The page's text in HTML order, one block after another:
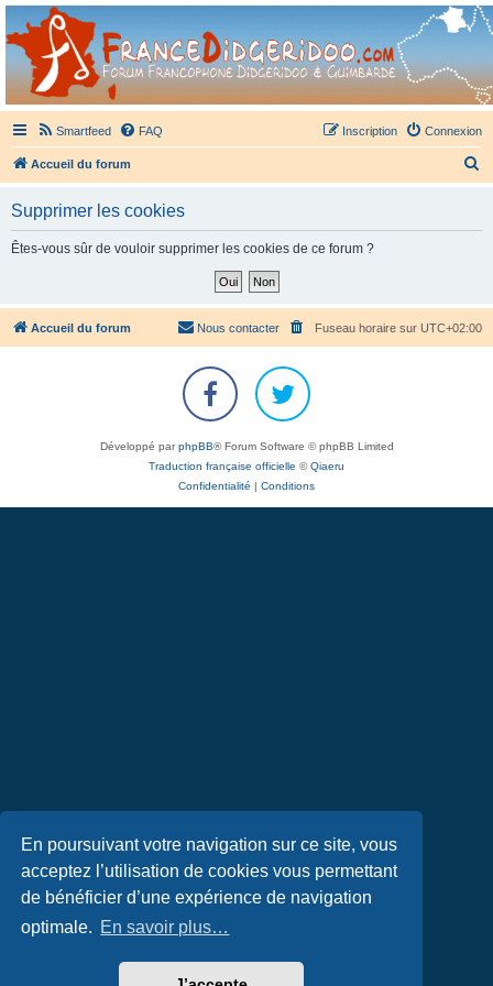
En poursuivant votre navigation sur ce site, vous
acceptez l’utilisation de cookies vous permettant
de bénéficier d’une expérience de navigation
optimale. En savoir plus…
France Didgeridoo
Didgeridoo et Guimbarde sur France Didgeridoo - retrouvez la communauté.
Smartfeed FAQ Connexion
Inscription
Accueil du forum
c
h
Supprimer les cookies
Êtes-vous sûr de vouloir supprimer les cookies de ce forum ?
Accueil du forum Fuseau horaire sur UTC+02:00
Nous contacter
Développé parphpBB® Forum Software © phpBB Limited
Traduction française officielle ©Qiaeru
Confidentialité
Conditions